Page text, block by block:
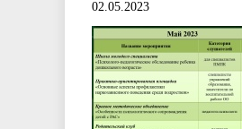
02.05.2023